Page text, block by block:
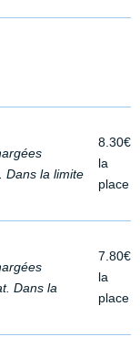
Dans la limite
8.30€
la
place
Dans la
7.80€
la
place